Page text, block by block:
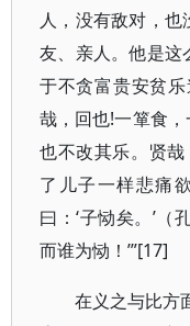
人，没有敌对，
友、亲人。他是这
于不贪富贵安贫
哉，回也!一箪食
也不改其乐。贤
了儿子一样悲痛
曰：‘子恸矣。’（
而谁为恸！’”[17]
在义之与比方